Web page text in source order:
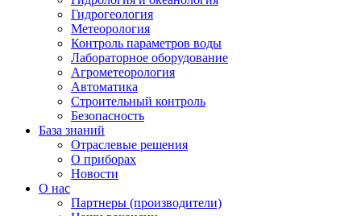
Гидрогеология
Метеорология
Контроль параметров воды
Лабораторное оборудование
Агрометеорология
Автоматика
Строительный контроль
Безопасность
База знаний
Отраслевые решения
О приборах
Новости
О нас
Партнеры (производители)